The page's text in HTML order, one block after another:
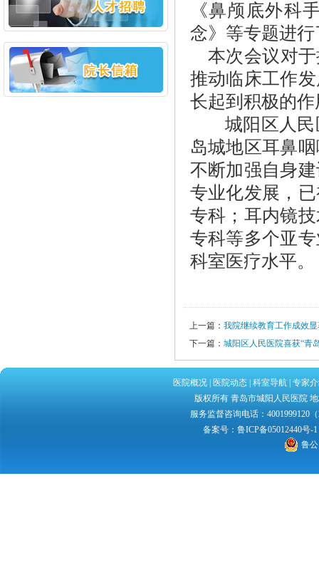
《鼻颅底外科
念》等专题进
本次会议对于
推动临床工作
长起到积极的作
城阳区人
岛城地区耳鼻
不断加强自身
专业化发展，
专科；耳内镜
专科等多个亚
科室医疗水平。
上一篇： 我院继续教育工作成效
下一篇： 城阳区人民医院喜获“青
医院概况| 医院动态| 科室导航| 专家
版权所有 青岛市城阳人民医院
服务监督咨询电话：4001999120
备案号： 鲁ICP备05012440号-1
鲁公